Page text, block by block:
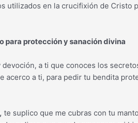
utilizados en la crucifixión de Cristo
para protección y sanación divina
a ti que conoces los
acerco a ti, para pedir tu bendita
te suplico que me cubras con tu